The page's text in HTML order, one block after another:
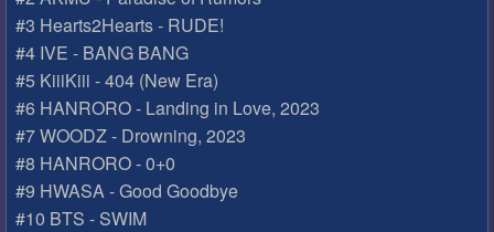
#3 Hearts2Hearts - RUDE!
#4 IVE - BANG BANG
#5 KiiiKiii - 404 (New Era)
#6 HANRORO - Landing in Love, 2023
#7 WOODZ - Drowning, 2023
#8 HANRORO - 0+0
#9 HWASA - Good Goodbye
#10 BTS - SWIM